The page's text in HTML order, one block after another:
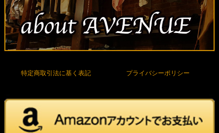
特定商取引法に基く表記 プライバシーポリシー